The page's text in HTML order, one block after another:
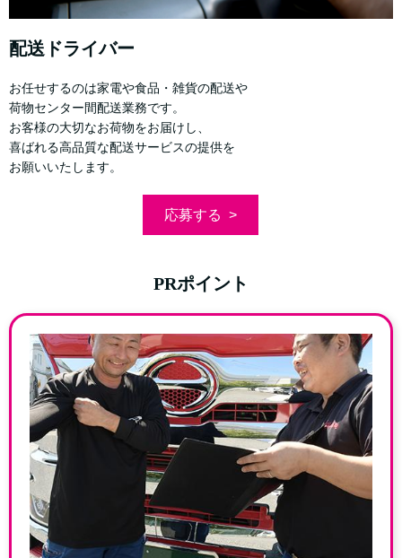
配送ドライバー
お任せするのは家電や食品・雑貨の配送や
荷物センター間配送業務です。
お客様の大切なお荷物をお届けし、
喜ばれる高品質な配送サービスの提供を
お願いいたします。
応募する
PRポイント